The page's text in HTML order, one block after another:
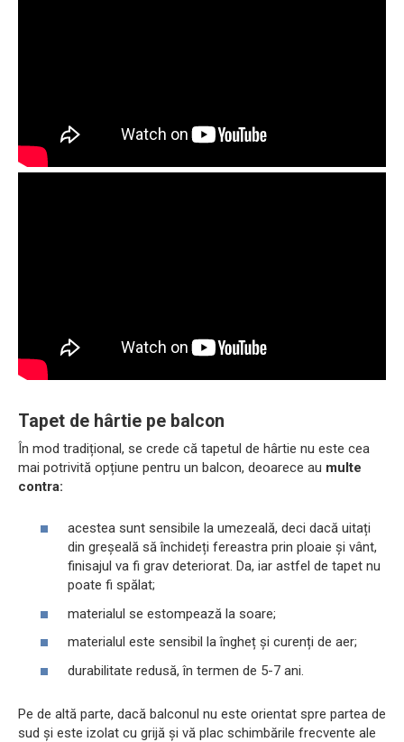
Tapet de hârtie pe balcon
În mod tradițional, se crede că tapetul de hârtie nu este cea
mai potrivită opțiune pentru un balcon, deoarece au multe
contra:
acestea sunt sensibile la umezeală, deci dacă uitați
din greșeală să închideți fereastra prin ploaie și vânt,
finisajul va fi grav deteriorat. Da, iar astfel de tapet nu
poate fi spălat;
materialul se estompează la soare;
materialul este sensibil la îngheț și curenți de aer;
durabilitate redusă, în termen de 5-7 ani.
Pe de altă parte, dacă balconul nu este orientat spre partea de
sud și este izolat cu grijă și vă plac schimbările frecvente ale